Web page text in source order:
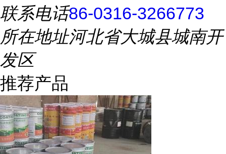
联系电话86-0316-3266773
所在地址河北省大城县城南开
发区
推荐产品